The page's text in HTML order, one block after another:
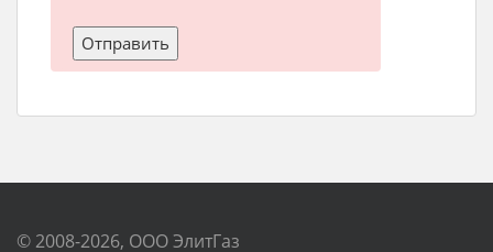
© 2008-2026, ООО ЭлитГаз